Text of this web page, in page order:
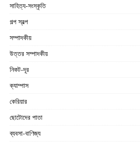
সাহিত্য-সংস্কৃতি
গল্প স্বল্প
সম্পাদকীয়
উত্তর সম্পাদকীয়
নিকট-দূর
ক্যাম্পাস
কেরিয়ার
ছোটোদের পাতা
ব্যবসা-বাণিজ্য